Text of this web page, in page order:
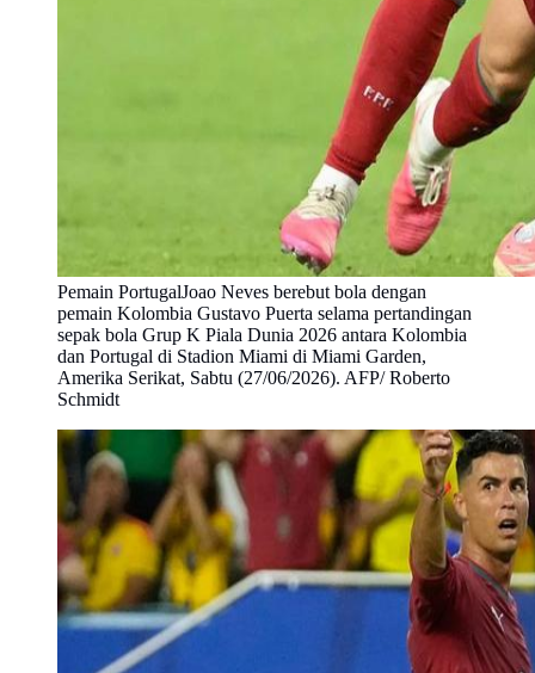
Pemain PortugalJoao Neves berebut bola dengan
pemain Kolombia Gustavo Puerta selama pertandingan
sepak bola Grup K Piala Dunia 2026 antara Kolombia
dan Portugal di Stadion Miami di Miami Garden,
Amerika Serikat, Sabtu (27/06/2026). AFP/ Roberto
Schmidt